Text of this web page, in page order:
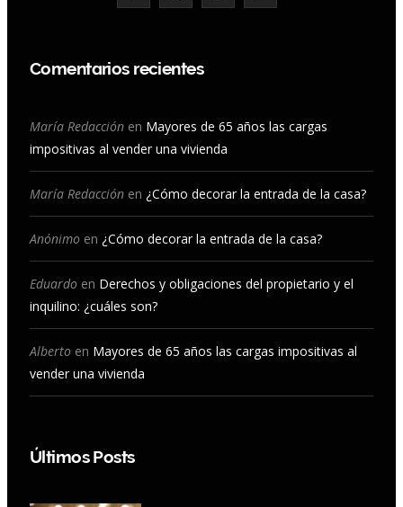
b
o
o
s
a
g
r
m
u
b
e
e
I
Comentarios recientes
María Redacción en Mayores de 65 años las cargas
impositivas al vender una vivienda
María Redacción en ¿Cómo decorar la entrada de la casa?
Anónimo en ¿Cómo decorar la entrada de la casa?
Eduardo en Derechos y obligaciones del propietario y el
inquilino: ¿cuáles son?
Alberto en Mayores de 65 años las cargas impositivas al
vender una vivienda
Últimos Posts